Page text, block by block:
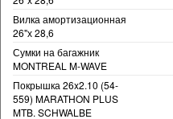
Вилка амортизационная
26"х 28,6
Сумки на багажник
MONTREAL M-WAVE
Покрышка 26x2.10 (54-
559) MARATHON PLUS
MTB. SCHWALBE